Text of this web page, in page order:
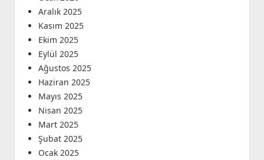
Aralık 2025
Kasım 2025
Ekim 2025
Eylül 2025
Ağustos 2025
Haziran 2025
Mayıs 2025
Nisan 2025
Mart 2025
Şubat 2025
Ocak 2025